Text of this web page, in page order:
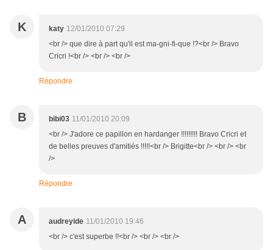
K katy 12/01/2010 07:29
<br /> que dire à part qu'il est ma-gni-fi-que !?<br /> Bravo
Cricri !<br /> <br /> <br />
Répondre
B bibi03 11/01/2010 20:09
<br /> J'adore ce papillon en hardanger !!!!!!!!! Bravo Cricri et
de belles preuves d'amitiés !!!!!<br /> Brigitte<br /> <br /> <br
/>
Répondre
A audreyide 11/01/2010 19:46
<br /> c'est superbe !!<br /> <br /> <br />